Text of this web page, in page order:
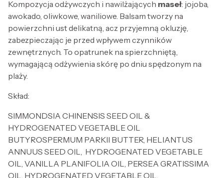
Kompozycja odżywczych i nawilżających maseł: jojoba,
awokado, oliwkowe, waniliowe. Balsam tworzy na
powierzchni ust delikatną, acz przyjemną okluzję,
zabezpieczając je przed wpływem czynników
zewnętrznych. To opatrunek na spierzchniętą,
wymagającą odżywienia skórę po dniu spędzonym na
plaży.
Skład:
SIMMONDSIA CHINENSIS SEED OIL &
HYDROGENATED VEGETABLE OIL
BUTYROSPERMUM PARKII BUTTER, HELIANTUS
ANNUUS SEED OIL, HYDROGENATED VEGETABLE
OIL, VANILLA PLANIFOLIA OIL, PERSEA GRATISSIMA
OIL, HYDROGENATED VEGETABLE OIL,